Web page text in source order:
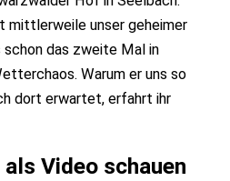
mittlerweile unser geheimer
das zweite Mal in
Warum er uns so
dort erwartet, erfahrt ihr
Video schauen